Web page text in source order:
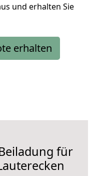
und erhalten Sie
erhalten
für